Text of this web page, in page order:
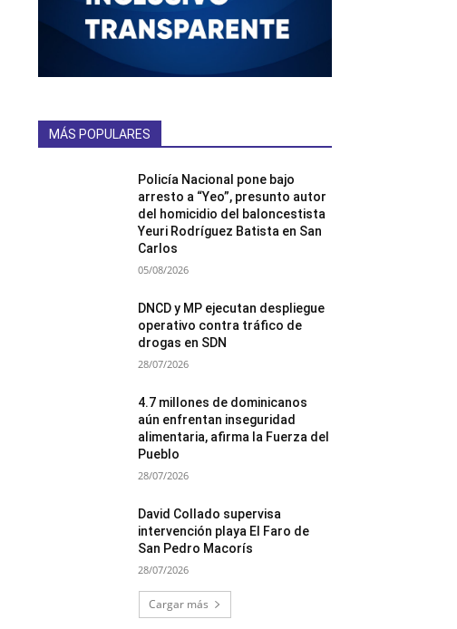
MÁS POPULARES
Policía Nacional pone bajo
arresto a “Yeo”, presunto autor
del homicidio del baloncestista
Yeuri Rodríguez Batista en San
Carlos
05/08/2026
DNCD y MP ejecutan despliegue
operativo contra tráfico de
drogas en SDN
28/07/2026
4.7 millones de dominicanos
aún enfrentan inseguridad
alimentaria, afirma la Fuerza del
Pueblo
28/07/2026
David Collado supervisa
intervención playa El Faro de
San Pedro Macorís
28/07/2026
Cargar más